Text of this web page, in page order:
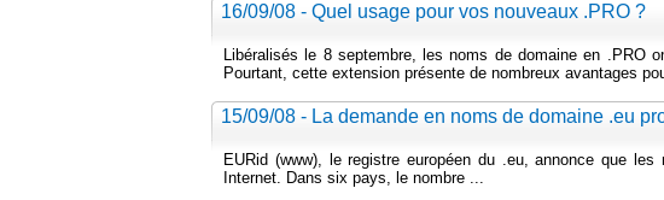
16/09/08 - Quel usage pour vos nouveaux .PRO ?
Libéralisés le 8 septembre, les noms de domaine en .PRO
Pourtant, cette extension présente de nombreux avantages
15/09/08 - La demande en noms de domaine .eu
EURid (www), le registre européen du .eu, annonce que
Internet. Dans six pays, le nombre ...